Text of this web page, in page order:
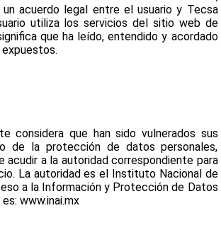
acuerdo legal entre el usuario y Tecsa
utiliza los servicios del sitio web de
que ha leído, entendido y acordado
considera que han sido vulnerados sus
de la protección de datos personales,
acudir a la autoridad correspondiente para
La autoridad es el Instituto Nacional de
a la Información y Protección de Datos
www.inai.mx